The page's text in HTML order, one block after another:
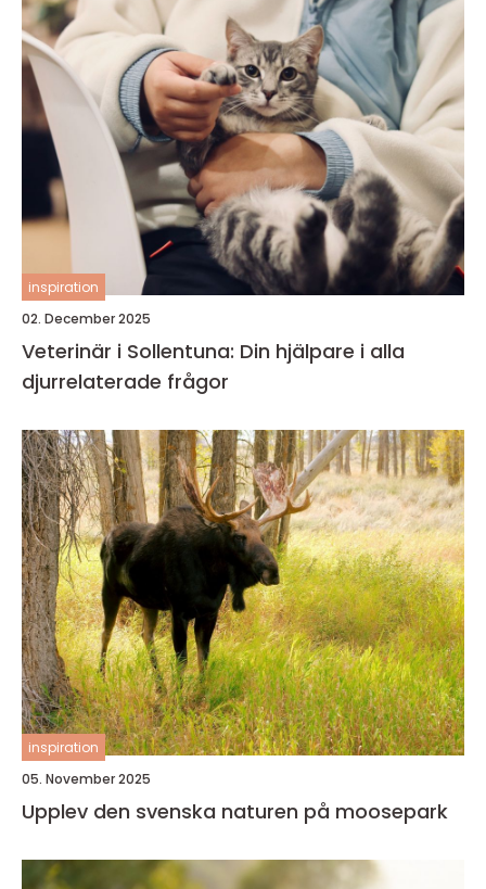
inspiration
02. December 2025
Veterinär i Sollentuna: Din hjälpare i alla
djurrelaterade frågor
inspiration
05. November 2025
Upplev den svenska naturen på moosepark